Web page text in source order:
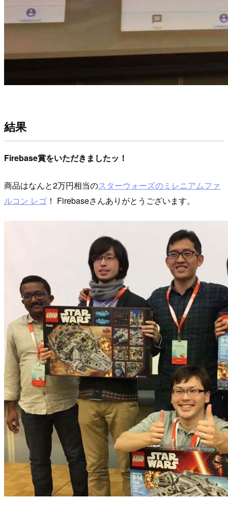
結果
Firebase賞をいただきましたッ！
商品はなんと2万円相当のスターウォーズのミレニアムファ
ルコン レゴ ！ Firebaseさんありがとうございます。